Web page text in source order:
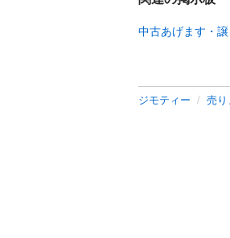
中古あげます・
ジモティー 売り